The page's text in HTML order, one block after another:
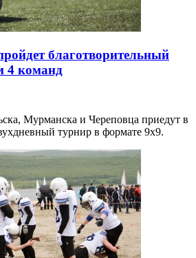
благотворительный
4 команд
Мурманска и Череповца приедут в
турнир в формате 9х9.